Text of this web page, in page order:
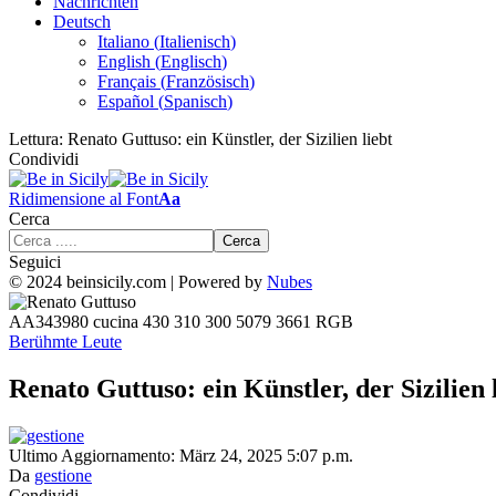
Deutsch
Italiano (Italienisch)
English (Englisch)
Français (Französisch)
Español (Spanisch)
Lettura: Renato Guttuso: ein Künstler, der Sizilien liebt
Condividi
Ridimensione al FontAa
Cerca
Seguici
© 2024 beinsicily.com | Powered by Nubes
AA343980 cucina 430 310 300 5079 3661 RGB
Berühmte Leute
Renato Guttuso: ein Künstler, der Sizilien
Ultimo Aggiornamento: März 24, 2025 5:07 p.m.
Da gestione